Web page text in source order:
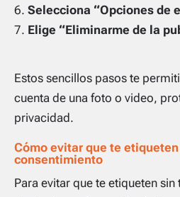
Selecciona “Opciones de
Elige “Eliminarme de la
Estos sencillos pasos te
cuenta de una foto o video,
privacidad.
Cómo evitar que te
consentimiento
Para evitar que te etiqueten